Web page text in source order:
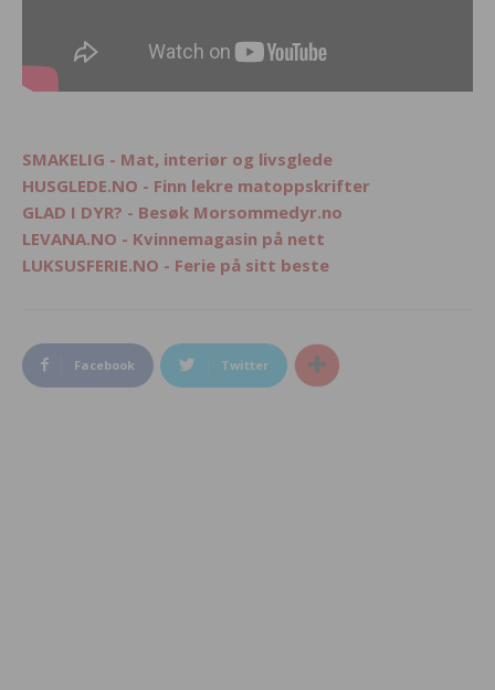
SMAKELIG - Mat, interiør og livsglede
HUSGLEDE.NO - Finn lekre matoppskrifter
GLAD I DYR? - Besøk Morsommedyr.no
LEVANA.NO - Kvinnemagasin på nett
LUKSUSFERIE.NO - Ferie på sitt beste
Facebook Twitter